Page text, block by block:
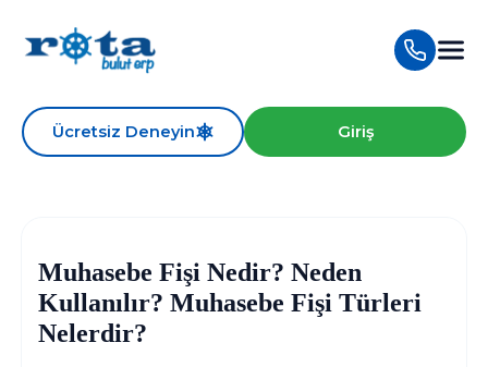
Ücretsiz Deneyin Giriş
Muhasebe Fişi Nedir? Neden
Kullanılır? Muhasebe Fişi Türleri
Nelerdir?